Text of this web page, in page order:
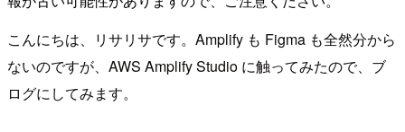
こんにちは、リサリサです。Amplify も Figma も全然分から
ないのですが、AWS Amplify Studio に触ってみたので、ブ
ログにしてみます。